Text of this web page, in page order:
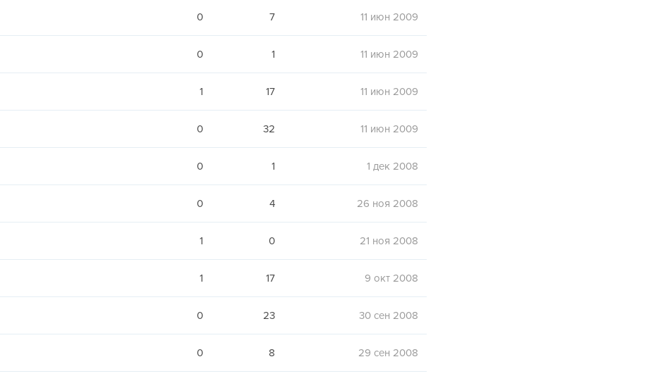
0 7 11 июн 2009
0 1 11 июн 2009
1 17 11 июн 2009
0 32 11 июн 2009
0 1 1 дек 2008
0 4 26 ноя 2008
1 0 21 ноя 2008
1 17 9 окт 2008
0 23 30 сен 2008
0 8 29 сен 2008